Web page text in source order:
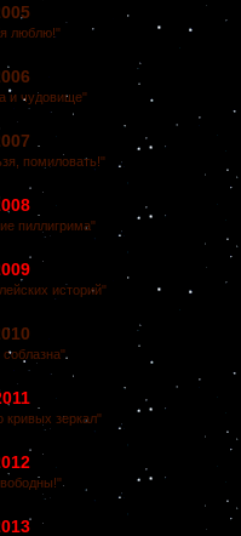
люблю!"
и чудовище"
помиловать!"
пиллигрима"
историй"
кривых зеркал"